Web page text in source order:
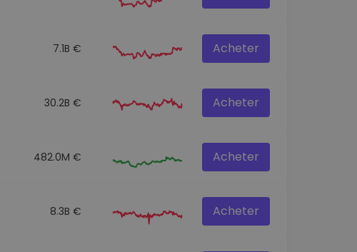
7.1B € Acheter
30.2B € Acheter
482.0M € Acheter
8.3B € Acheter